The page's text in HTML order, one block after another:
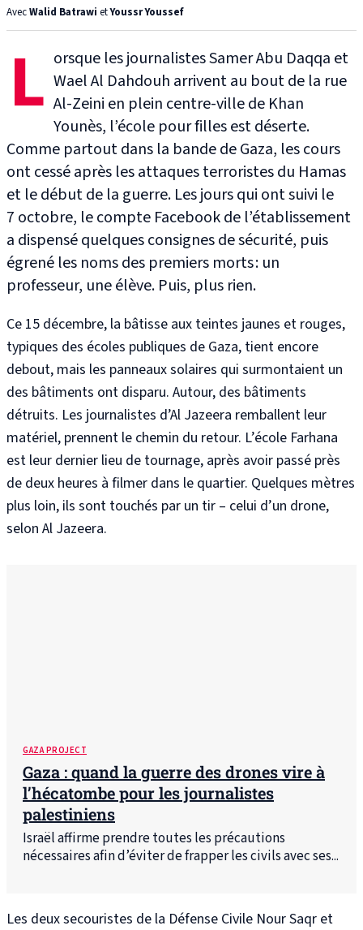
AvecWalid Batrawi etYoussr Youssef
L orsque les journalistes Samer Abu Daqqa et
Wael Al Dahdouh arrivent au bout de la rue
Al-Zeini en plein centre-ville de Khan
Younès, l’école pour filles est déserte.
Comme partout dans la bande de Gaza, les cours
ont cessé après les attaques terroristes du Hamas
et le début de la guerre. Les jours qui ont suivi le
7 octobre, le compte Facebookde l’établissement
a dispensé quelques consignes de sécurité, puis
égrené les noms des premiers morts : un
professeur, une élève. Puis, plus rien.
Ce 15 décembre, la bâtisse aux teintes jaunes et rouges,
typiques des écoles publiques de Gaza, tient encore
debout, mais les panneaux solaires qui surmontaient un
des bâtiments ont disparu. Autour, des bâtiments
détruits. Les journalistes d’Al Jazeera remballent leur
matériel, prennent le chemin du retour. L’école Farhana
est leur dernier lieu de tournage, après avoir passé près
de deux heures à filmer dans le quartier. Quelques mètres
plus loin, ils sont touchés par un tir – celui d’un drone,
selon Al Jazeera.
GAZA PROJECT
Gaza : quand la guerre des drones vire à
l’hécatombe pour les journalistes
palestiniens
Israël affirme prendre toutes les précautions
nécessaires afin d’éviter de frapper les civils avec ses...
Les deux secouristes de la Défense Civile Nour Saqr et